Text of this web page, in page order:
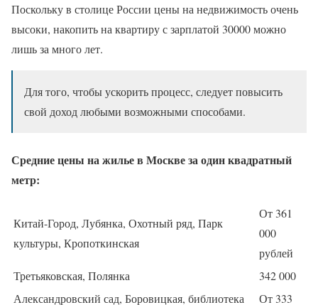
Поскольку в столице России цены на недвижимость очень
высоки, накопить на квартиру с зарплатой 30000 можно
лишь за много лет.
Для того, чтобы ускорить процесс, следует повысить
свой доход любыми возможными способами.
Средние цены на жилье в Москве за один квадратный
метр:
Китай-Город, Лубянка, Охотный ряд, Парк
культуры, Кропоткинская
От 361
000
рублей
Третьяковская, Полянка
342 000
Александровский сад, Боровицкая, библиотека
От 333